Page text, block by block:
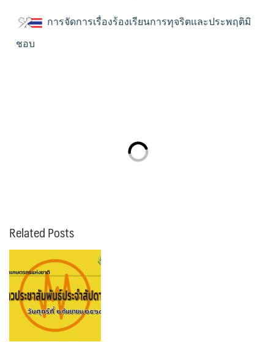
การจัดการเรื่องร้องเรียนการทุจริตและประพฤติมิ
ชอบ
Related Posts